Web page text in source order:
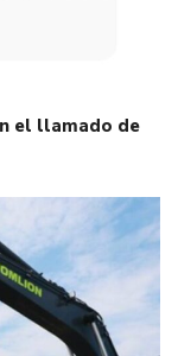
el llamado de